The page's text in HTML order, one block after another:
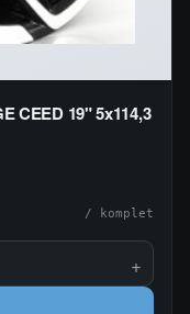
CEED 19" 5x114,3
/ komplet
+